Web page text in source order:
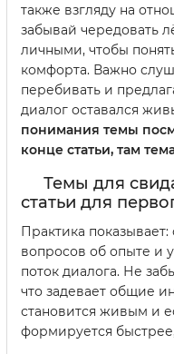
также взгляду на
забывай чередовать
личными, чтобы
комфорта. Важно
перебивать и
диалог оставался
понимания темы
конце статьи, там
Темы для
статьи для
Практика
вопросов об опыте и
поток диалога. Не
что задевает общие
становится живым и
формируется